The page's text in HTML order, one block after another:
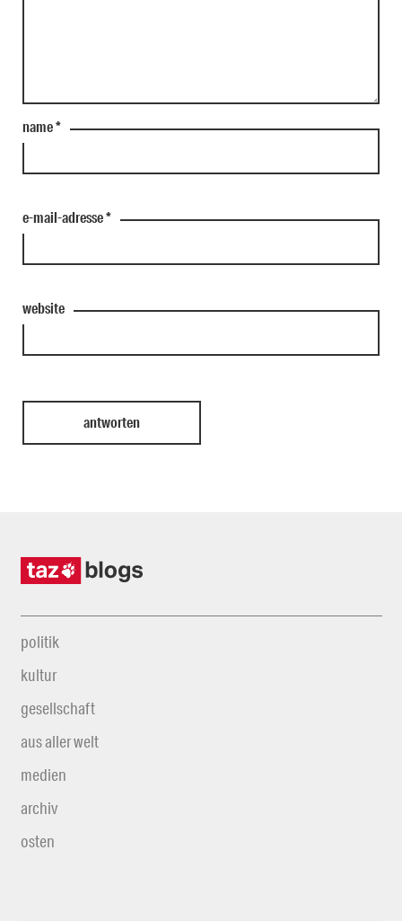
name*
e-mail-adresse*
website
politik
kultur
gesellschaft
aus aller welt
medien
archiv
osten